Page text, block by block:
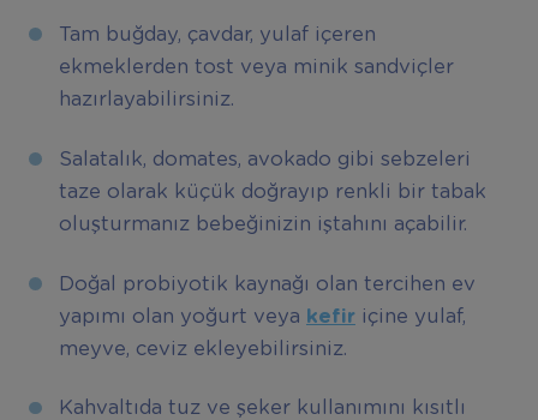
Tam buğday, çavdar, yulaf içeren
ekmeklerden tost veya minik sandviçler
hazırlayabilirsiniz.
Salatalık, domates, avokado gibi sebzeleri
taze olarak küçük doğrayıp renkli bir tabak
oluşturmanız bebeğinizin iştahını açabilir.
Doğal probiyotik kaynağı olan tercihen ev
yapımı olan yoğurt veya kefiriçine yulaf,
meyve, ceviz ekleyebilirsiniz.
Kahvaltıda tuz ve şeker kullanımını kısıtlı